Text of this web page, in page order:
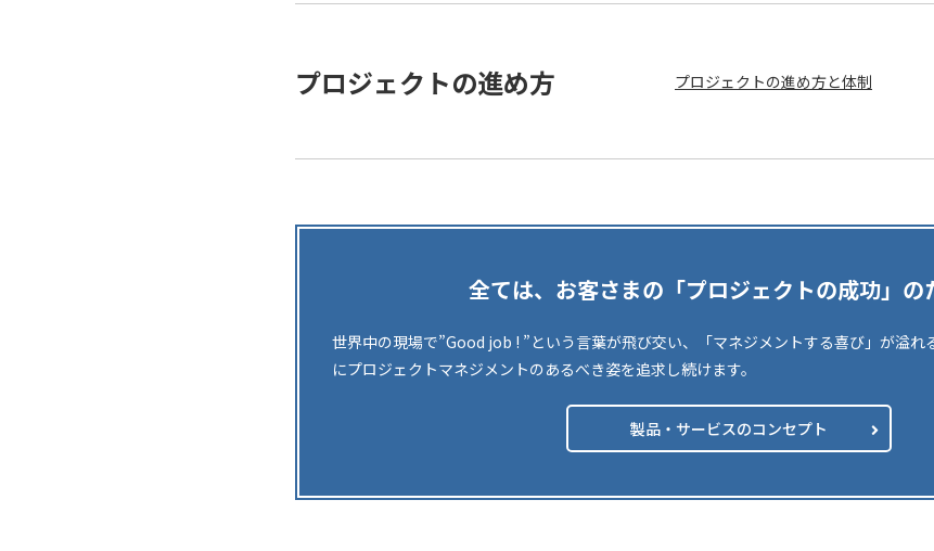
プロジェクトの進め方 プロジェクトの進め方と体制
全ては、お客さまの「プロジェクトの成功」の
世界中の現場で”Good job ! ”という言葉が飛び交い、「マネジメントする喜び」が溢れ
にプロジェクトマネジメントのあるべき姿を追求し続けます。
製品・サービスのコンセプト